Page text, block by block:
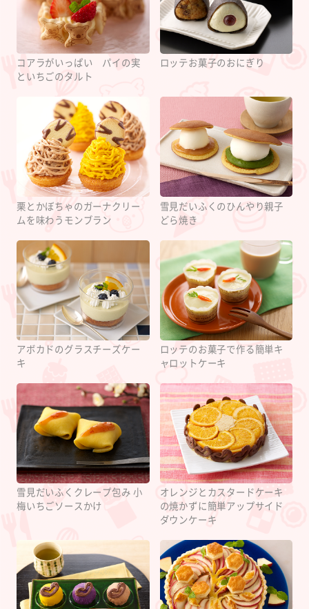
コアラがいっぱい パイの実
といちごのタルト
ロッテお菓子のおにぎり
栗とかぼちゃのガーナクリー
ムを味わうモンブラン
雪見だいふくのひんやり親子
どら焼き
アボカドのグラスチーズケー
キ
ロッテのお菓子で作る簡単キ
ャロットケーキ
雪見だいふくクレープ包み 小
梅いちごソースかけ
オレンジとカスタードケーキ
の焼かずに簡単アップサイド
ダウンケーキ